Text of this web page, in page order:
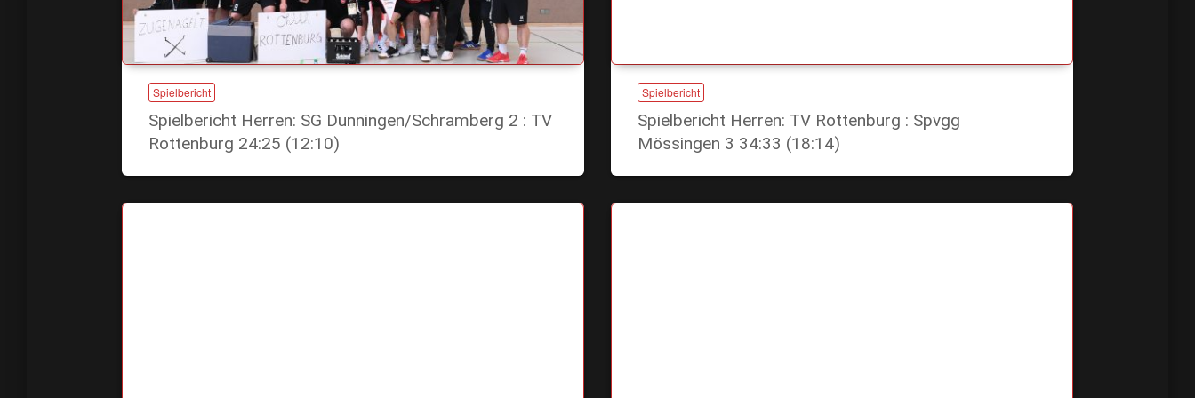
Spielbericht
Spielbericht Herren: SG Dunningen/Schramberg 2 : TV
Rottenburg 24:25 (12:10)
Spielbericht
Spielbericht Herren: TV Rottenburg : Spvgg
Mössingen 3 34:33 (18:14)